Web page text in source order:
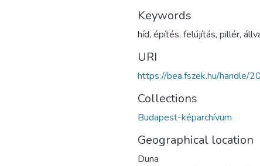
Keywords
híd, építés, felújítás, pillér,
URI
https://bea.fszek.hu/handle/
Collections
Budapest-képarchívum
Geographical location
Duna